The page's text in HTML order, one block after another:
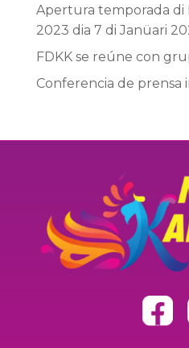
Apertura temporada di
2023 dia 7 di Janüari
FDKK se reúne con
Conferencia de prensa